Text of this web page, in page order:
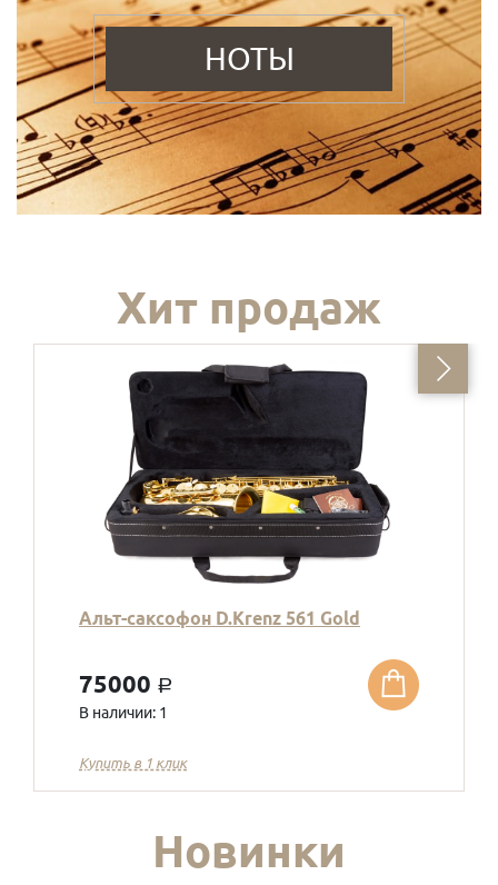
НОТЫ
Хит продаж
Альт-саксофон D.Krenz 561 Gold
75000 a
В наличии: 1
Купить в 1 клик
Новинки